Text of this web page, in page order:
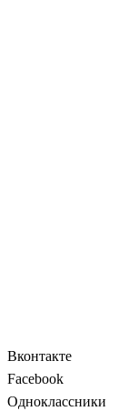
Вконтакте
Facebook
Одноклассники